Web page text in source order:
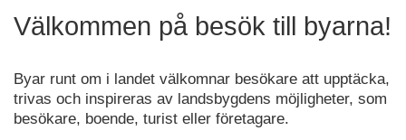
Välkommen på besök till byarna!
Byar runt om i landet välkomnar besökare att upptäcka,
trivas och inspireras av landsbygdens möjligheter, som
besökare, boende, turist eller företagare.